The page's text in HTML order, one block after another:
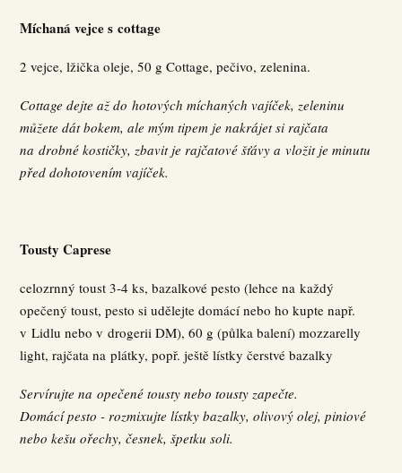
Míchaná vejce s cottage
2 vejce, lžička oleje, 50 g Cottage, pečivo, zelenina.
Cottage dejte až do hotových míchaných vajíček, zeleninu
můžete dát bokem, ale mým tipem je nakrájet si rajčata
na drobné kostičky, zbavit je rajčatové šťávy a vložit je minutu
před dohotovením vajíček.
Tousty Caprese
celozrnný toust 3-4 ks, bazalkové pesto (lehce na každý
opečený toust, pesto si udělejte domácí nebo ho kupte např.
v Lidlu nebo v drogerii DM), 60 g (půlka balení) mozzarelly
light, rajčata na plátky, popř. ještě lístky čerstvé bazalky
Servírujte na opečené tousty nebo tousty zapečte.
Domácí pesto - rozmixujte lístky bazalky, olivový olej, piniové
nebo kešu ořechy, česnek, špetku soli.